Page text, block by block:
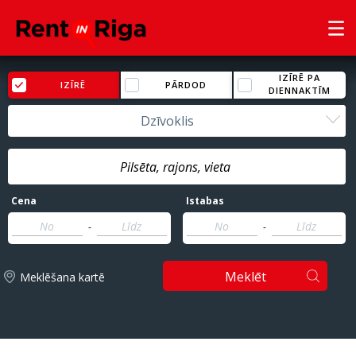
IZĪRĒ PĀRDOD
IZĪRĒ PA
DIENNAKTĪM
Dzīvoklis
Cena
-
Istabas
-
Meklēšana kartē Meklēt